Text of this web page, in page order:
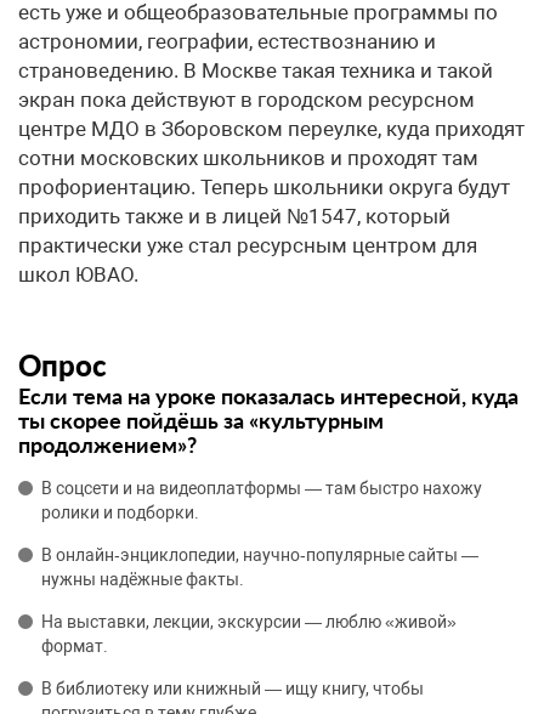
есть уже и общеобразовательные программы по
астрономии, географии, естествознанию и
страноведению. В Москве такая техника и такой
экран пока действуют в городском ресурсном
центре МДО в Зборовском переулке, куда приходят
сотни московских школьников и проходят там
профориентацию. Теперь школьники округа будут
приходить также и в лицей №1547, который
практически уже стал ресурсным центром для
школ ЮВАО.
Опрос
Если тема на уроке показалась интересной, куда
ты скорее пойдёшь за «культурным
продолжением»?
В соцсети и на видеоплатформы — там быстро нахожу
ролики и подборки.
В онлайн‑энциклопедии, научно‑популярные сайты —
нужны надёжные факты.
На выставки, лекции, экскурсии — люблю «живой»
формат.
В библиотеку или книжный — ищу книгу, чтобы